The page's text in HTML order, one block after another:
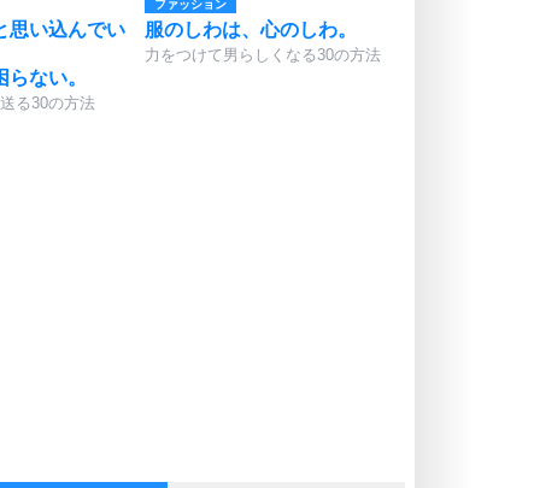
思い込んでい
ない。
る30の方法
ファッション
服のしわは、心のしわ。
力をつけて男らしくなる30の方法